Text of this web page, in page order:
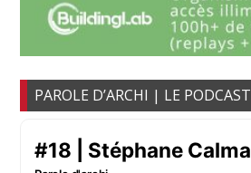
PAROLE D’ARCHI | LE PODCAST